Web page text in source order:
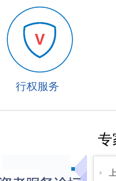
行权服务
专